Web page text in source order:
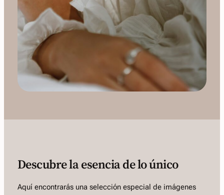
Descubre la esencia de lo único
Aquí encontrarás una selección especial de imágenes